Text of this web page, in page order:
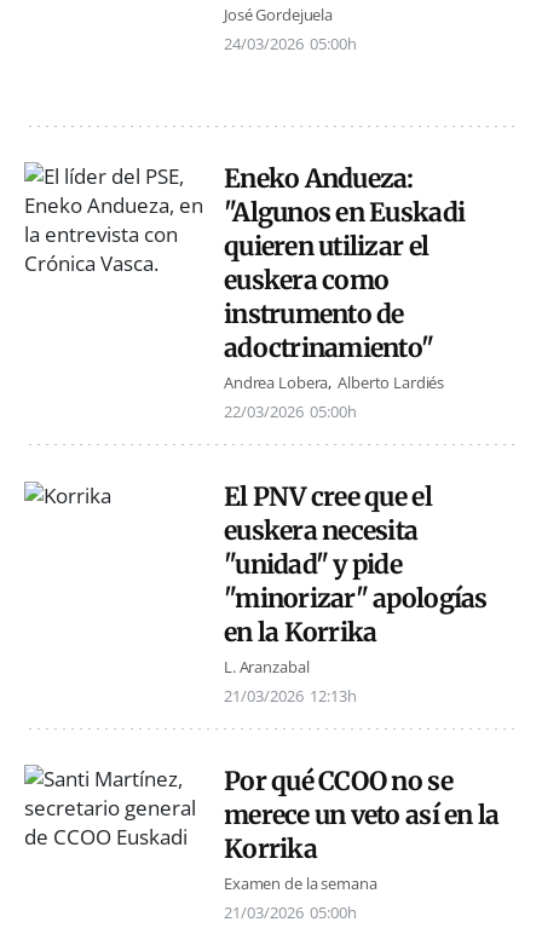
José Gordejuela
24/03/2026 05:00h
Eneko Andueza:
"Algunos en Euskadi
quieren utilizar el
euskera como
instrumento de
adoctrinamiento"
Andrea Lobera Alberto Lardiés
22/03/2026 05:00h
El PNV cree que el
euskera necesita
"unidad" y pide
"minorizar" apologías
en la Korrika
L. Aranzabal
21/03/2026 12:13h
Por qué CCOO no se
merece un veto así en la
Korrika
Examen de la semana
21/03/2026 05:00h